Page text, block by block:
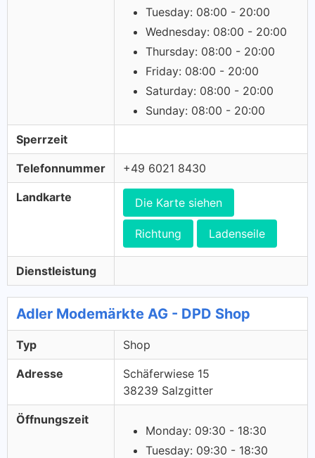
Tuesday: 08:00 - 20:00
Wednesday: 08:00 - 20:00
Thursday: 08:00 - 20:00
Friday: 08:00 - 20:00
Saturday: 08:00 - 20:00
Sunday: 08:00 - 20:00
Sperrzeit
Telefonnummer +49 6021 8430
Landkarte Die Karte siehen
Richtung Ladenseile
Dienstleistung
Adler Modemärkte AG - DPD Shop
Typ Shop
Adresse
Schäferwiese 15
38239 Salzgitter
Öffnungszeit
Monday: 09:30 - 18:30
Tuesday: 09:30 - 18:30